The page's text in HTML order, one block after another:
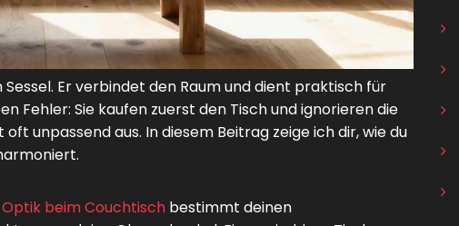
Er verbindet den Raum und dient praktisch für
Fehler: Sie kaufen zuerst den Tisch und ignorieren die
oft unpassend aus. In diesem Beitrag zeige ich dir, wie du
beim Couchtisch bestimmt deinen